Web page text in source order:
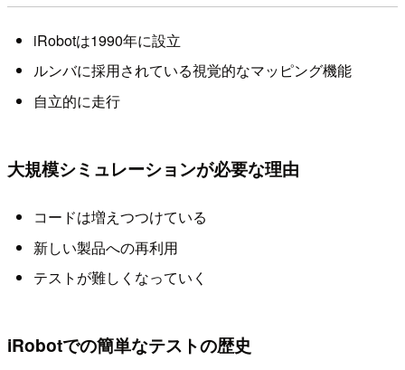
iRobotは1990年に設立
ルンバに採用されている視覚的なマッピング機能
自立的に走行
大規模シミュレーションが必要な理由
コードは増えつつけている
新しい製品への再利用
テストが難しくなっていく
iRobotでの簡単なテストの歴史